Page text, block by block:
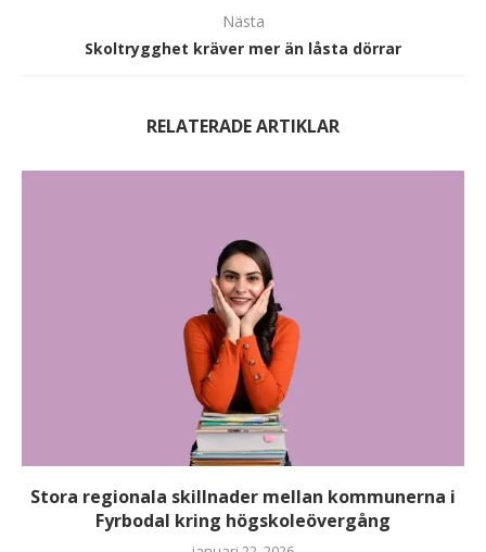
Nästa
Skoltrygghet kräver mer än låsta dörrar
RELATERADE ARTIKLAR
Stora regionala skillnader mellan kommunerna i
Fyrbodal kring högskoleövergång